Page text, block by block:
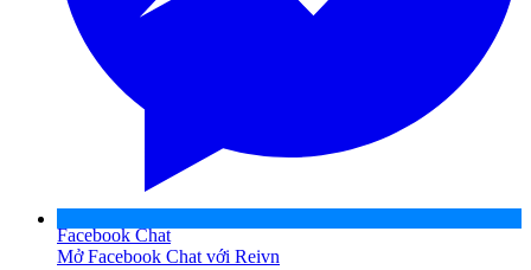
Facebook Chat
Mở Facebook Chat với Reivn